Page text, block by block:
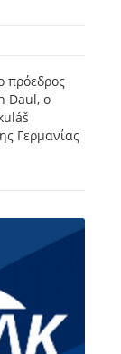
πρόεδρος
Daul, ο
Γερμανίας